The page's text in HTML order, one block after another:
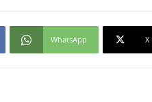
WhatsApp X